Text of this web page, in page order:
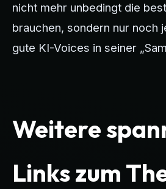
nicht mehr unbedingt die
brauchen, sondern nur noch
gute KI-Voices in seiner
Weitere
Links zum